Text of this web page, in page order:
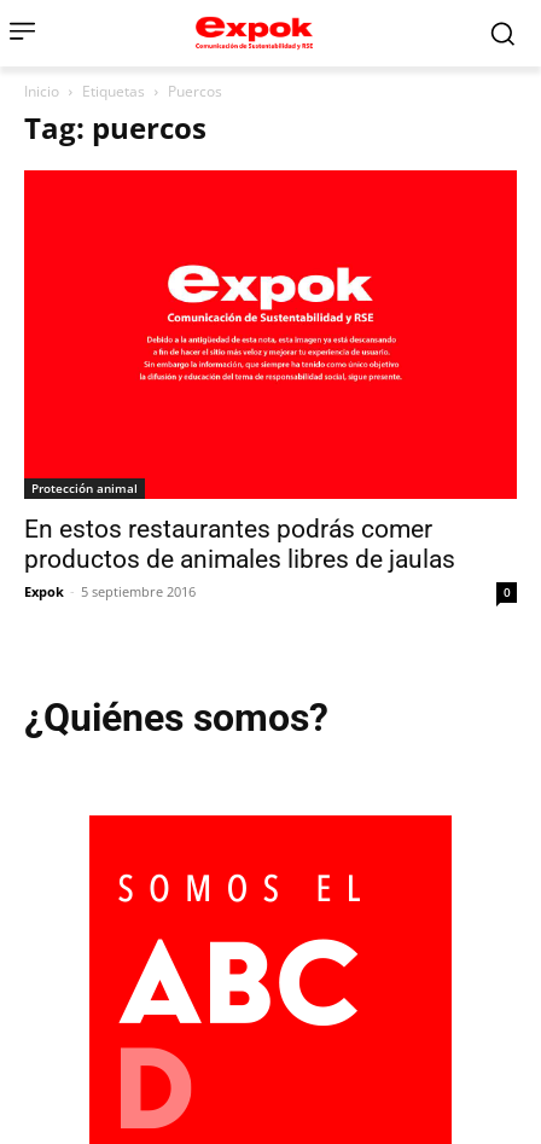
Inicio Etiquetas Puercos
Tag: puercos
Protección animal
En estos restaurantes podrás comer
productos de animales libres de jaulas
Expok - 5 septiembre 2016 0
¿Quiénes somos?